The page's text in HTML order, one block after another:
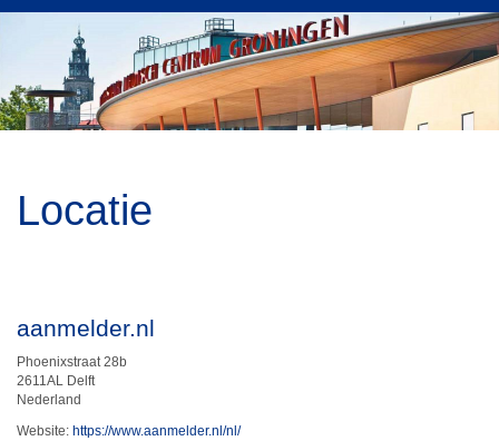
Locatie
aanmelder.nl
Phoenixstraat 28b
2611AL Delft
Nederland
Website: https://www.aanmelder.nl/nl/